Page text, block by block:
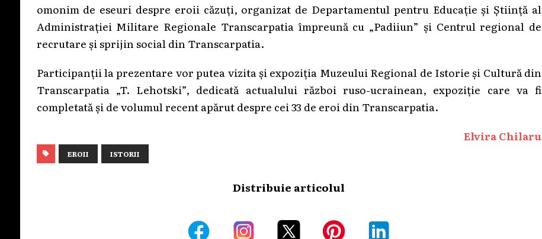
omonim de eseuri despre eroii căzuți, organizat de Departamentul pentru Educație și Știință al
Administrației Militare Regionale Transcarpatia împreună cu „Padiiun” și Centrul regional de
recrutare și sprijin social din Transcarpatia.
Participanții la prezentare vor putea vizita și expoziția Muzeului Regional de Istorie și Cultură din
Transcarpatia „T. Lehotski”, dedicată actualului război ruso-ucrainean, expoziție care va fi
completată și de volumul recent apărut despre cei 33 de eroi din Transcarpatia.
Elvira Chilaru
EROII ISTORII
Distribuie articolul